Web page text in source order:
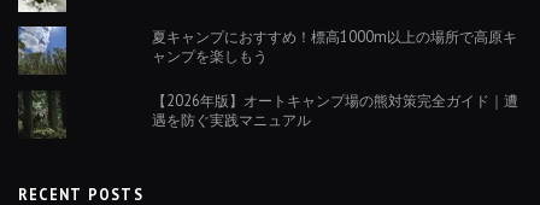
夏キャンプにおすすめ！標高1000m以上の場所で高原キ
ャンプを楽しもう
【2026年版】オートキャンプ場の熊対策完全ガイド｜遭
遇を防ぐ実践マニュアル
RECENT POSTS